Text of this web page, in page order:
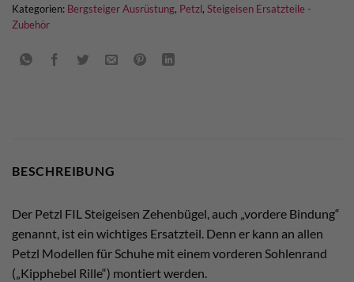
Kategorien: Bergsteiger Ausrüstung, Petzl, Steigeisen Ersatzteile -
Zubehör
BESCHREIBUNG
Der Petzl FIL Steigeisen Zehenbügel, auch „vordere Bindung“
genannt, ist ein wichtiges Ersatzteil. Denn er kann an allen
Petzl Modellen für Schuhe mit einem vorderen Sohlenrand
(„Kipphebel Rille“) montiert werden.